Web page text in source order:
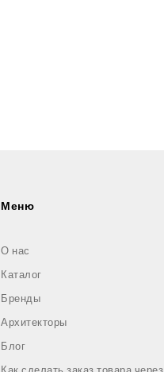
Меню
О нас
Каталог
Бренды
Архитекторы
Блог